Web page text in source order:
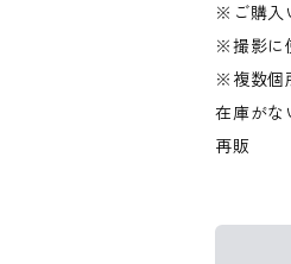
※ご購入
※撮影に
※複数個
在庫がな
再販